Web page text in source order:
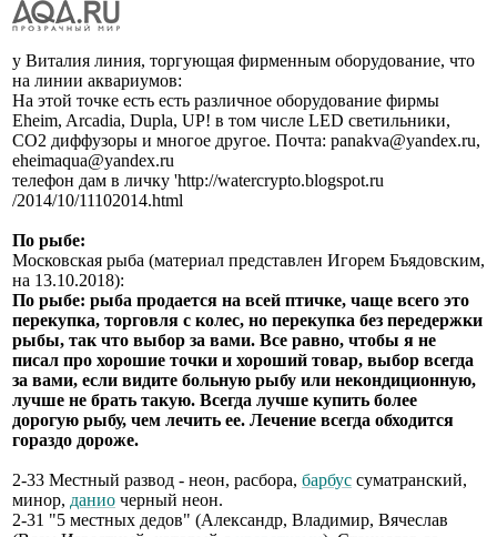
у Виталия линия, торгующая фирменным оборудование, что
на линии аквариумов:
На этой точке есть есть различное оборудование фирмы
Eheim, Arcadia, Dupla, UP! в том числе LED светильники,
СО2 диффузоры и многое другое. Почта: panakva@yandex.ru,
eheimaqua@yandex.ru
телефон дам в личку 'http://watercrypto.blogspot.ru
/2014/10/11102014.html
По рыбе:
Московская рыба (материал представлен Игорем Бъядовским,
на 13.10.2018):
По рыбе: рыба продается на всей птичке, чаще всего это
перекупка, торговля с колес, но перекупка без передержки
рыбы, так что выбор за вами. Все равно, чтобы я не
писал про хорошие точки и хороший товар, выбор всегда
за вами, если видите больную рыбу или некондиционную,
лучше не брать такую. Всегда лучше купить более
дорогую рыбу, чем лечить ее. Лечение всегда обходится
гораздо дороже.
2-33 Местный развод - неон, расбора, барбус суматранский,
минор, данио черный неон.
2-31 "5 местных дедов" (Александр, Владимир, Вячеслав